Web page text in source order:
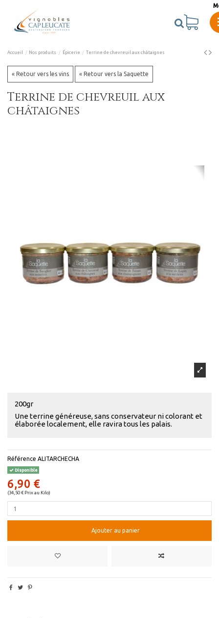
Accueil Nos produits Épicerie Terrine de chevreuil aux châtaignes
« Retour vers les vins « Retour vers la Saquette
Terrine de chevreuil aux
châtaignes
200gr
Une terrine généreuse, sans conservateur ni colorant et
élaborée localement, elle ravira tous les palais.
Référence ALITARCHECHA
Disponible
6,90 €
(34,50 € Prix au Kilo)
Ajouter au panier